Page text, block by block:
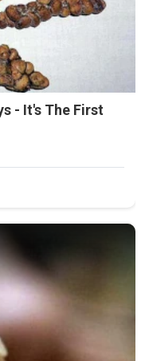
- It's The First